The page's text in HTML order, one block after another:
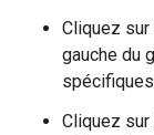
Cliquez
gauche du
Cliquez sur